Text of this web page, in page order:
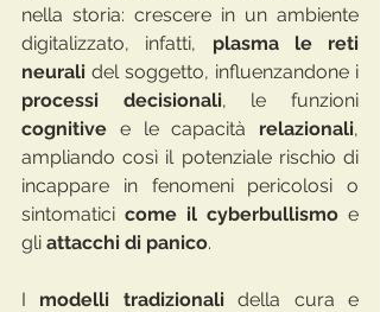
nella storia: crescere in un ambiente
digitalizzato, infatti, plasma le reti
neurali
processi decisionali
cognitive e le capacità relazionali,
ampliando così il potenziale rischio di
incappare in fenomeni pericolosi o
sintomatici come il cyberbullismo e
gli attacchi di panico.
I modelli tradizionali della cura e